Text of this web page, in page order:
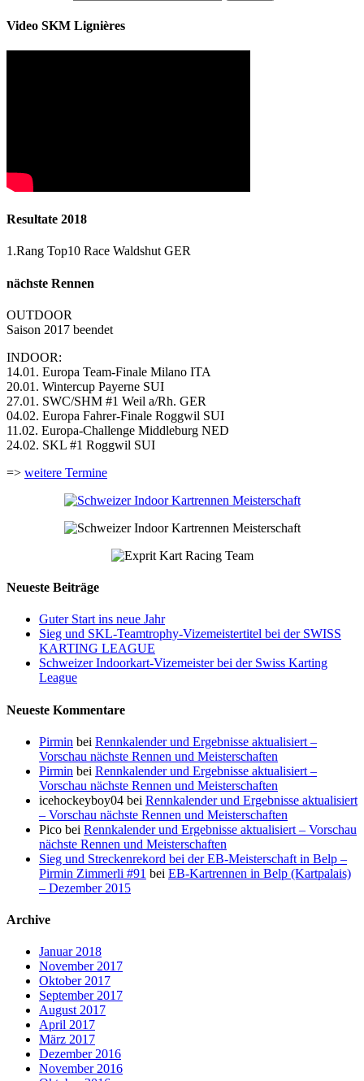
Video SKM Lignières
Resultate 2018
1.Rang Top10 Race Waldshut GER
nächste Rennen
OUTDOOR
Saison 2017 beendet
INDOOR:
14.01. Europa Team-Finale Milano ITA
20.01. Wintercup Payerne SUI
27.01. SWC/SHM #1 Weil a/Rh. GER
04.02. Europa Fahrer-Finale Roggwil SUI
11.02. Europa-Challenge Middleburg NED
24.02. SKL #1 Roggwil SUI
=> weitere Termine
Neueste Beiträge
Guter Start ins neue Jahr
Sieg und SKL-Teamtrophy-Vizemeistertitel bei der SWISS
KARTING LEAGUE
Schweizer Indoorkart-Vizemeister bei der Swiss Karting
League
Neueste Kommentare
Pirmin bei Rennkalender und Ergebnisse aktualisiert –
Vorschau nächste Rennen und Meisterschaften
Pirmin bei Rennkalender und Ergebnisse aktualisiert –
Vorschau nächste Rennen und Meisterschaften
icehockeyboy04 bei Rennkalender und Ergebnisse aktualisiert
– Vorschau nächste Rennen und Meisterschaften
Pico bei Rennkalender und Ergebnisse aktualisiert – Vorschau
nächste Rennen und Meisterschaften
Sieg und Streckenrekord bei der EB-Meisterschaft in Belp –
Pirmin Zimmerli #91 bei EB-Kartrennen in Belp (Kartpalais)
– Dezember 2015
Archive
Januar 2018
November 2017
Oktober 2017
September 2017
August 2017
April 2017
März 2017
Dezember 2016
November 2016